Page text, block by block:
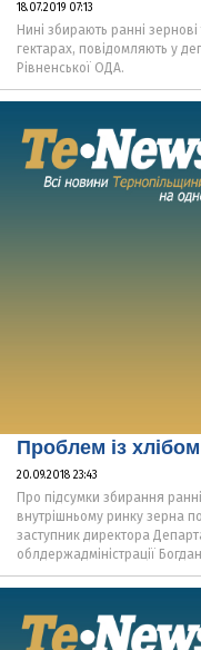
18.07.2019 07:13
Нині збирають ранні зернові
гектарах, повідомляють у
Рівненської ОДА.
Проблем із
20.09.2018 23:43
Про підсумки збирання
внутрішньому ринку зерна
заступник директора
облдержадміністрації